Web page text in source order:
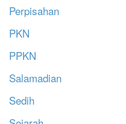
Perpisahan
PKN
PPKN
Salamadian
Sedih